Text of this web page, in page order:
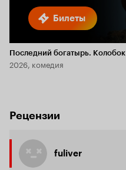
Билеты
Последний богатырь. Колобок
2026, комедия
Рецензии
fuliver